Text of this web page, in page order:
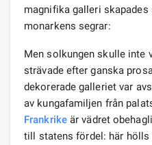
magnifika galleri
monarkens segrar:
Men solkungen skulle inte
strävade efter ganska
dekorerade galleriet var
av kungafamiljen från
Frankrikeär vädret
till statens fördel: här hölls